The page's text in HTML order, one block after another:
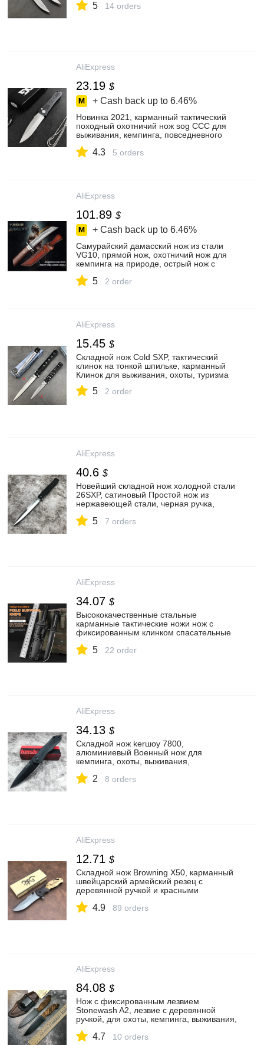
5 14 orders
AliExpress
23.19 $
+ Cash back up to 6.46%
Новинка 2021, карманный тактический
походный охотничий нож sog CCC для
выживания, кемпинга, повседневного
складной нож 4 дюйма, алюминиевые
4.3 5 orders
AliExpress
101.89 $
+ Cash back up to 6.46%
Самурайский дамасский нож из стали
VG10, прямой нож, охотничий нож для
кемпинга на природе, острый нож с
нож для выживания, инструменты для
5 2 order
AliExpress
15.45 $
Складной нож Cold SXP, тактический
клинок на тонкой шпильке, карманный
Клинок для выживания, охоты, туризма
5 2 order
AliExpress
40.6 $
Новейший складной нож холодной стали
26SXP, сатиновый Простой нож из
нержавеющей стали, черная ручка,
для кемпинга, для повседневного
5 7 orders
AliExpress
34.07 $
Высококачественные стальные
карманные тактические ножи нож с
фиксированным клинком спасательные
боевое снаряжение для активного
5 22 order
AliExpress
34.13 $
Складной нож kerшоу 7800,
алюминиевый Военный нож для
кемпинга, охоты, выживания,
инструмент для повседневного
2 8 orders
AliExpress
12.71 $
Складной нож Browning X50, карманный
швейцарский армейский резец с
деревянной ручкой и красными
охоты и кемпинга
4.9 89 orders
AliExpress
84.08 $
Нож с фиксированным лезвием
Stonewash A2, лезвие с деревянной
ручкой, для охоты, кемпинга, выживания,
инструмент
4.7 10 orders